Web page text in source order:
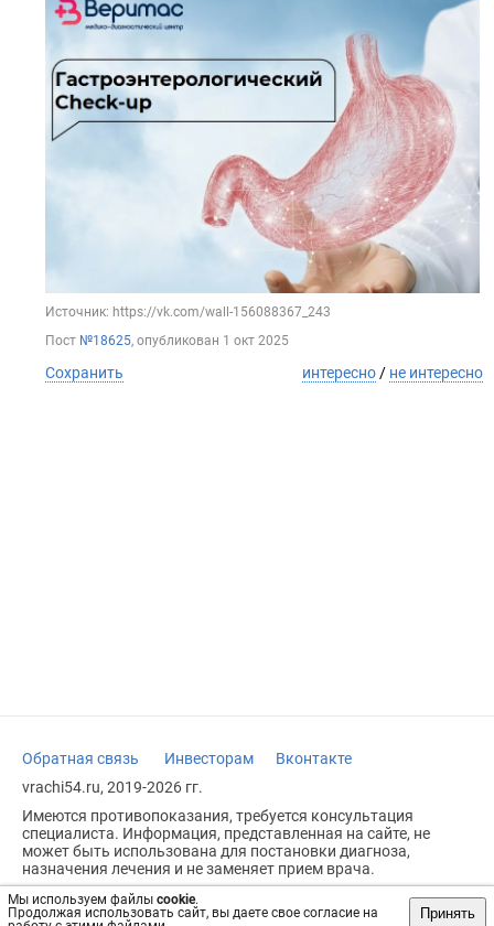
Мы используем файлы cookie.
Продолжая использовать сайт, вы даете свое согласие на
Принять
Источник: https://vk.com/wall-156088367_243
Пост №18625, опубликован 1 окт 2025
Сохранить интересно / не интересно
Обратная связь Инвесторам
Вконтакте
vrachi54.ru, 2019-2026 гг.
Имеются противопоказания, требуется консультация
специалиста. Информация, представленная на сайте, не
может быть использована для постановки диагноза,
назначения лечения и не заменяет прием врача.
Возрастное ограничение: 18+